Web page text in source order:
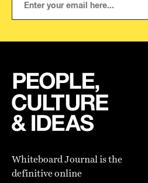
Whiteboard Journal is the
definitive online